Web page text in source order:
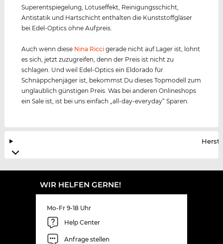
Superentspiegelung, Lotuseffekt, Reinigungsschicht,
Antistatik und Hartschicht enthalten die Kunststoffgläser
bei Edel-Optics ohne Aufpreis.
Auch wenn diese Nina Ricci gerade nicht auf Lager ist, lohnt
es sich, jetzt zuzugreifen, denn der Preis ist nicht zu
schlagen. Und weil Edel-Optics ein Eldorado für
Schnäppchenjäger ist, bekommst Du dieses Topmodell zum
unglaublich günstigen Preis. Was bei anderen Onlineshops
ein Sale ist, ist bei uns einfach „all-day-everyday“ Sparen.
WIR HELFEN GERNE!
Mo-Fr 9-18 Uhr
Help Center
Anfrage stellen